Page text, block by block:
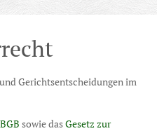
Gerichtsentscheidungen im
sowie dasGesetz zur